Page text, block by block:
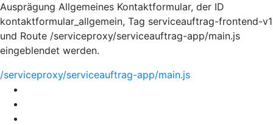
Ausprägung Allgemeines Kontaktformular, der ID
kontaktformular_allgemein, Tag serviceauftrag-frontend-v1
und Route /serviceproxy/serviceauftrag-app/main.js
eingeblendet werden.
/serviceproxy/serviceauftrag-app/main.js